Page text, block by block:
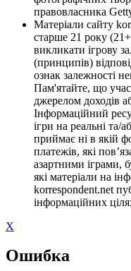
правовласника
Матеріали сайту
старше 21 року
викликати ігрову
(принципів)
ознак залежності
Пам'ятайте, що
джерелом доходів
Інформаційний
ігри на реальні та/
приймає ні в якій
платежів, які
азартними іграми,
які матеріали на
korrespondent.net
інформаційних
X
Ошибка